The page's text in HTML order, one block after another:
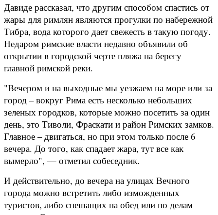
Давиде рассказал, что другим способом спастись от
жары для римлян являются прогулки по набережной
Тибра, вода которого дает свежесть в такую погоду.
Недаром римские власти недавно объявили об
открытии в городской черте пляжа на берегу
главной римской реки.
"Вечером и на выходные мы уезжаем на море или за
город – вокруг Рима есть несколько небольших
зеленых городков, которые можно посетить за один
день, это Тиволи, Фраскати и район Римских замков.
Главное – двигаться, но при этом только после 6
вечера. До того, как спадает жара, тут все как
вымерло", — отметил собеседник.
И действительно, до вечера на улицах Вечного
города можно встретить либо изможденных
туристов, либо спешащих на обед или по делам